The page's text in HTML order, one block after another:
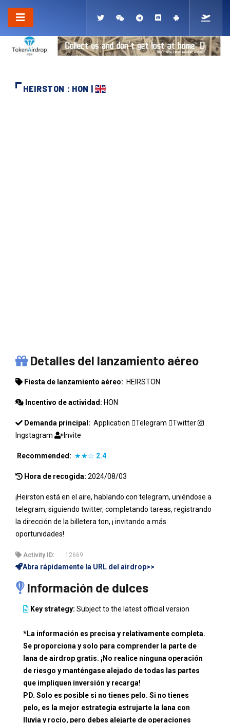
HEIRSTON : HON |
Detalles del lanzamiento aéreo
Fiesta de lanzamiento aéreo: HEIRSTON
Incentivo de actividad: HON
Demanda principal: Application Telegram
Twitter
Ingstagram
Invite
Recommended: ★★☆ 2.4
Hora de recogida: 2024/08/03
¡Heirston está en el aire, hablando con telegram, uniéndose a
telegram, siguiendo twitter, completando tareas, registrando
la dirección de la billetera ton, ¡ invitando a más
oportunidades!
Activity ID: 12669
Abra rápidamente la URL del airdrop>>
Información de dulces
Key strategy: Subject to the latest official version
*La información es precisa y relativamente completa.
Se proporciona y solo para comprender la parte de
lana de airdrop gratis. ¡No realice ninguna operación
de riesgo y manténgase alejado de todas las partes
que impliquen inversión y recarga!
PD. Solo es posible si no tienes pelo. Si no tienes
pelo, es la mejor estrategia estrujarte la lana con
lluvia y rocío, pero debes alejarte de operaciones